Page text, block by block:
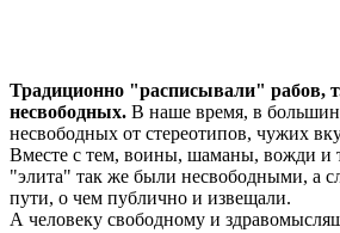
Традиционно "расписывали" рабов,
несвободных. В наше время, в
несвободных от стереотипов, чужих
Вместе с тем, воины, шаманы, вожди и
"элита" так же были несвободными, а
пути, о чем публично и извещали.
А человеку свободному и